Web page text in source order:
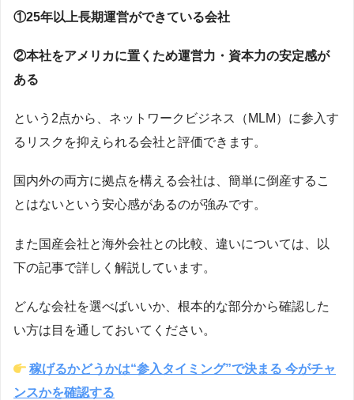
①25年以上長期運営ができている会社
②本社をアメリカに置くため運営力・資本力の安定感が
ある
という2点から、ネットワークビジネス（MLM）に参入す
るリスクを抑えられる会社と評価できます。
国内外の両方に拠点を構える会社は、簡単に倒産するこ
とはないという安心感があるのが強みです。
また国産会社と海外会社との比較、違いについては、以
下の記事で詳しく解説しています。
どんな会社を選べばいいか、根本的な部分から確認した
い方は目を通しておいてください。
稼げるかどうかは“参入タイミング”で決まる 今がチャ
ンスかを確認する